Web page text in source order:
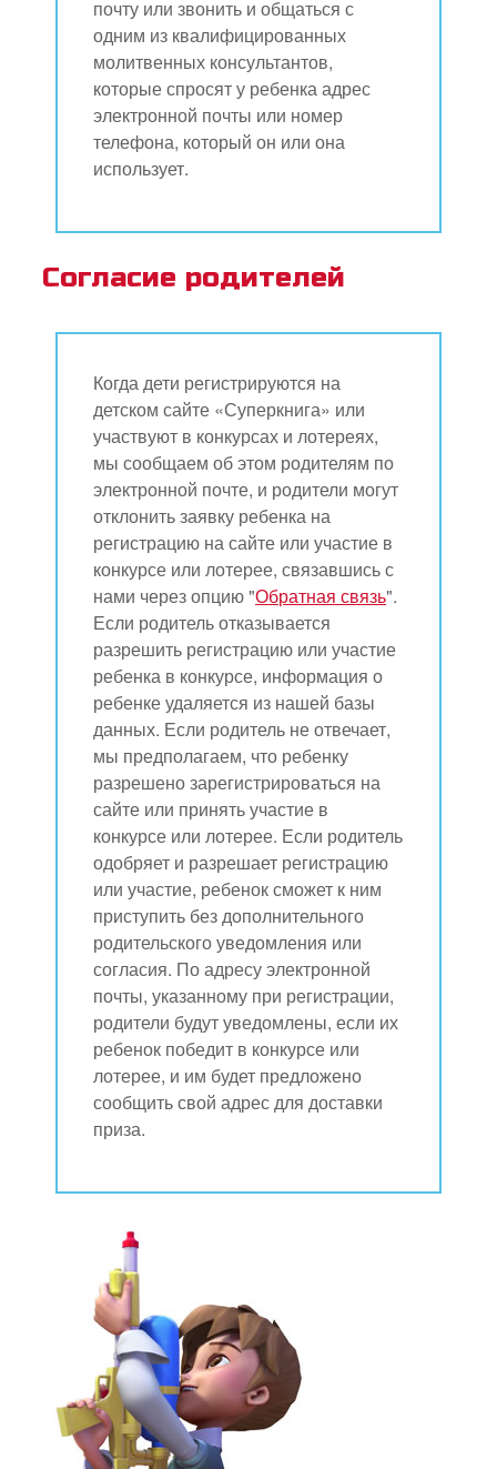
почту или звонить и общаться с
одним из квалифицированных
молитвенных консультантов,
которые спросят у ребенка адрес
электронной почты или номер
телефона, который он или она
использует.
Согласие родителей
Когда дети регистрируются на
детском сайте «Суперкнига» или
участвуют в конкурсах и лотереях,
мы сообщаем об этом родителям по
электронной почте, и родители могут
отклонить заявку ребенка на
регистрацию на сайте или участие в
конкурсе или лотерее, связавшись с
нами через опцию "Обратная связь".
Если родитель отказывается
разрешить регистрацию или участие
ребенка в конкурсе, информация о
ребенке удаляется из нашей базы
данных. Если родитель не отвечает,
мы предполагаем, что ребенку
разрешено зарегистрироваться на
сайте или принять участие в
конкурсе или лотерее. Если родитель
одобряет и разрешает регистрацию
или участие, ребенок сможет к ним
приступить без дополнительного
родительского уведомления или
согласия. По адресу электронной
почты, указанному при регистрации,
родители будут уведомлены, если их
ребенок победит в конкурсе или
лотерее, и им будет предложено
сообщить свой адрес для доставки
приза.